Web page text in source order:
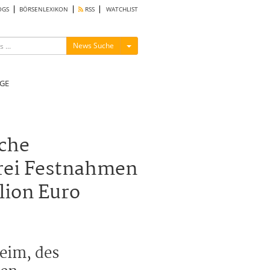
BÖRSENLEXIKON RSS WATCHLIST
News Suche Menü ein-/ausblenden
Festnahmen
Euro
des